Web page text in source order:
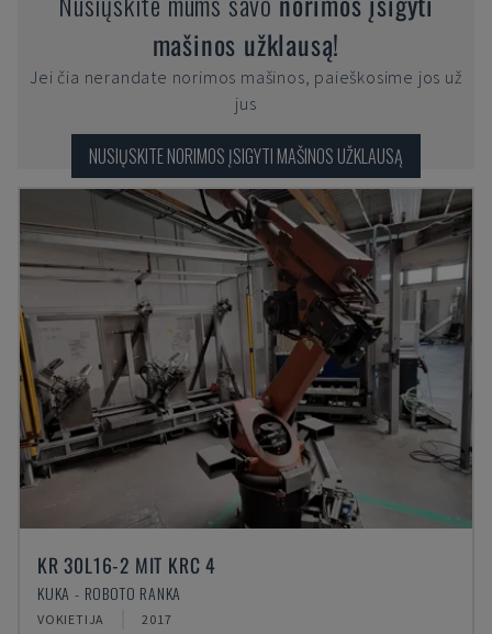
mašinos užklausą!
Jei čia nerandate norimos mašinos, paieškosime jos už
jus
NUSIŲSKITE NORIMOS ĮSIGYTI MAŠINOS UŽKLAUSĄ
KR 30L16-2 MIT KRC 4
KUKA - ROBOTO RANKA
VOKIETIJA 2017